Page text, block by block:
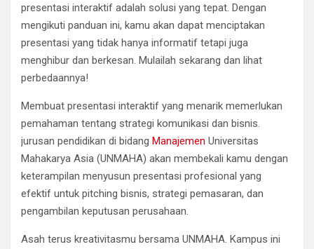
presentasi interaktif adalah solusi yang tepat. Dengan
mengikuti panduan ini, kamu akan dapat menciptakan
presentasi yang tidak hanya informatif tetapi juga
menghibur dan berkesan. Mulailah sekarang dan lihat
perbedaannya!
Membuat presentasi interaktif yang menarik memerlukan
pemahaman tentang strategi komunikasi dan bisnis.
jurusan pendidikan di bidang Manajemen Universitas
Mahakarya Asia (UNMAHA) akan membekali kamu dengan
keterampilan menyusun presentasi profesional yang
efektif untuk pitching bisnis, strategi pemasaran, dan
pengambilan keputusan perusahaan.
Asah terus kreativitasmu bersama UNMAHA. Kampus ini